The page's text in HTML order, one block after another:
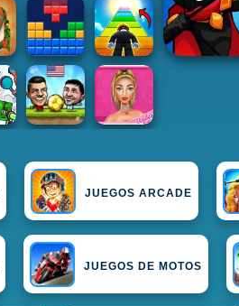
JUEGOS ARCADE
JUEGOS DE MOTOS